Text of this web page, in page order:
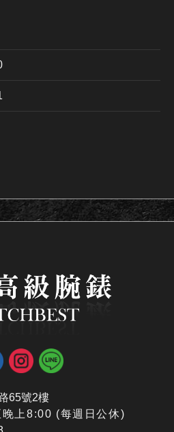
65號2樓
上8:00 (每週日公休)